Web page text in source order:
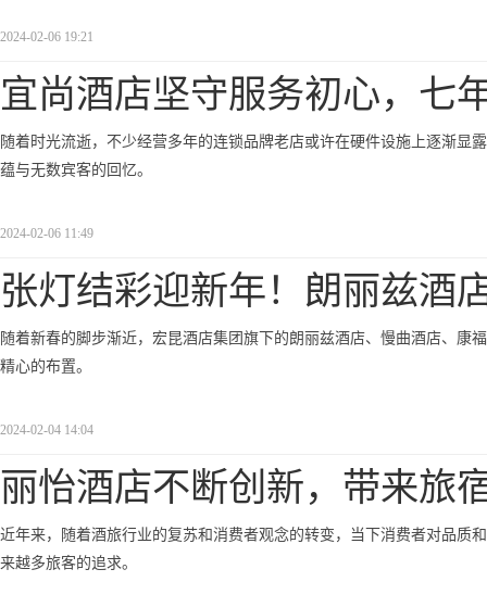
2024-02-06 19:21
宜尚酒店坚守服务初心，七
随着时光流逝，不少经营多年的连锁品牌老店或许在硬件设施上逐渐显
蕴与无数宾客的回忆。
2024-02-06 11:49
张灯结彩迎新年！朗丽兹酒
随着新春的脚步渐近，宏昆酒店集团旗下的朗丽兹酒店、慢曲酒店、康
精心的布置。
2024-02-04 14:04
丽怡酒店不断创新，带来旅
近年来，随着酒旅行业的复苏和消费者观念的转变，当下消费者对品质
来越多旅客的追求。